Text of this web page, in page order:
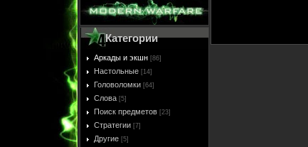
Категории
Аркады и экшн [86]
Настольные [14]
Головоломки [64]
Слова [5]
Поиск предметов [23]
Стратегии [7]
Другие [5]